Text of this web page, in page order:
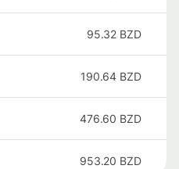
95.32 BZD
190.64 BZD
476.60 BZD
953.20 BZD